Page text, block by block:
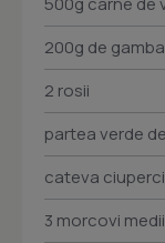
200g de
2 rosii
partea verde
cateva
3 morcovi medii